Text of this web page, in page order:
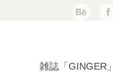
雑誌「GINGER